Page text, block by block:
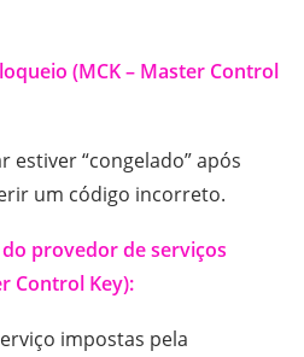
(MCK – Master Control
estiver “congelado” após
um código incorreto.
provedor de serviços
Control Key):
impostas pela